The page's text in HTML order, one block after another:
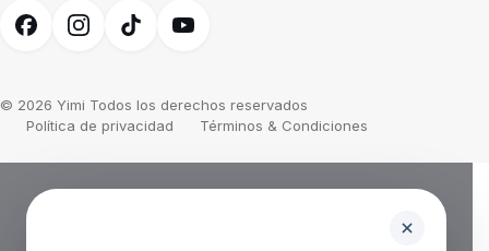
© 2026 Yimi Todos los derechos reservados
Política de privacidad
Términos & Condiciones